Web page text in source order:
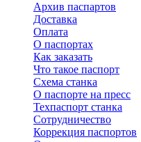
Архив паспартов
Доставка
Оплата
О паспортах
Как заказать
Что такое паспорт
Схема станка
О паспорте на пресс
Техпаспорт станка
Сотрудничество
Коррекция паспортов